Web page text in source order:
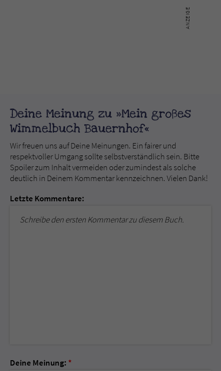
Deine Meinung zu »Mein großes
Wimmelbuch Bauernhof«
Wir freuen uns auf Deine Meinungen. Ein fairer und
respektvoller Umgang sollte selbstverständlich sein. Bitte
Spoiler zum Inhalt vermeiden oder zumindest als solche
deutlich in Deinem Kommentar kennzeichnen. Vielen Dank!
Letzte Kommentare:
Schreibe den ersten Kommentar zu diesem Buch.
Deine Meinung: *